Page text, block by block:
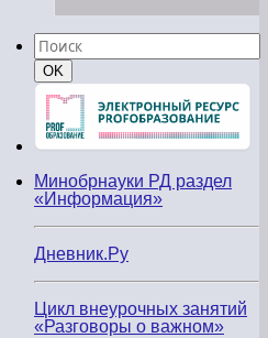
«Выставка
книг
солидарности
борьбе
колледже
мероприятия,
посвященные
языков
народов
России»
Найти:
Поиск
OK
Минобрнауки РД раздел
«Информация»
Дневник.Ру
Цикл внеурочных занятий
«Разговоры о важном»